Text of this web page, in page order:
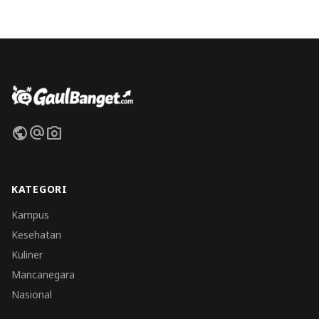
publicalternate_emailphoto_camera
KATEGORI
Kampus
Kesehatan
Kuliner
Mancanegara
Nasional